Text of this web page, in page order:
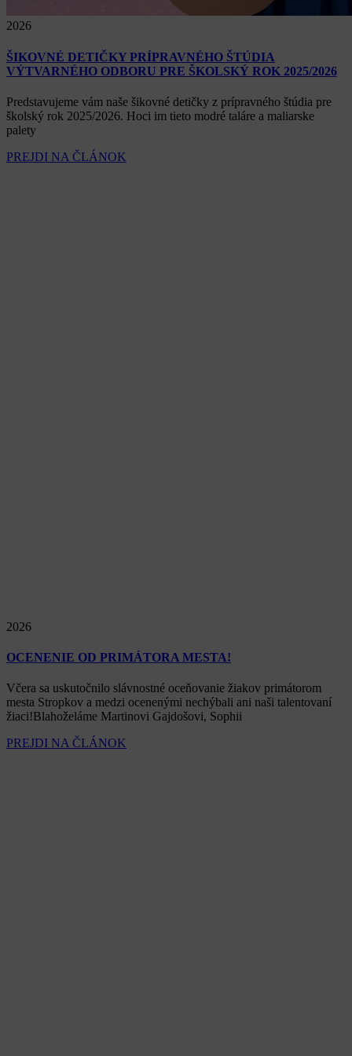
2026
ŠIKOVNÉ DETIČKY PRÍPRAVNÉHO ŠTÚDIA
VÝTVARNÉHO ODBORU PRE ŠKOLSKÝ ROK 2025/2026
Predstavujeme vám naše šikovné detičky z prípravného štúdia pre
školský rok 2025/2026. Hoci im tieto modré taláre a maliarske
palety
PREJDI NA ČLÁNOK
2026
OCENENIE OD PRIMÁTORA MESTA!
Včera sa uskutočnilo slávnostné oceňovanie žiakov primátorom
mesta Stropkov a medzi ocenenými nechýbali ani naši talentovaní
žiaci!Blahoželáme Martinovi Gajdošovi, Sophii
PREJDI NA ČLÁNOK